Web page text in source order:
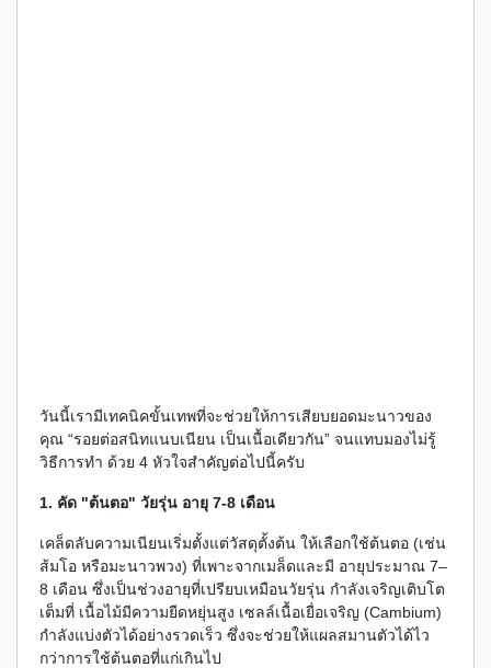
วันนี้เรามีเทคนิคขั้นเทพที่จะช่วยให้การเสียบยอดมะนาวของ
คุณ “รอยต่อสนิทแนบเนียน เป็นเนื้อเดียวกัน” จนแทบมองไม่รู้
วิธีการทำ ด้วย 4 หัวใจสำคัญต่อไปนี้ครับ
1. คัด "ต้นตอ" วัยรุ่น อายุ 7-8 เดือน
เคล็ดลับความเนียนเริ่มตั้งแต่วัสดุตั้งต้น ให้เลือกใช้ต้นตอ (เช่น
ส้มโอ หรือมะนาวพวง) ที่เพาะจากเมล็ดและมี อายุประมาณ 7–
8 เดือน ซึ่งเป็นช่วงอายุที่เปรียบเหมือนวัยรุ่น กำลังเจริญเติบโต
เต็มที่ เนื้อไม้มีความยืดหยุ่นสูง เซลล์เนื้อเยื่อเจริญ (Cambium)
กำลังแบ่งตัวได้อย่างรวดเร็ว ซึ่งจะช่วยให้แผลสมานตัวได้ไว
กว่าการใช้ต้นตอที่แก่เกินไป